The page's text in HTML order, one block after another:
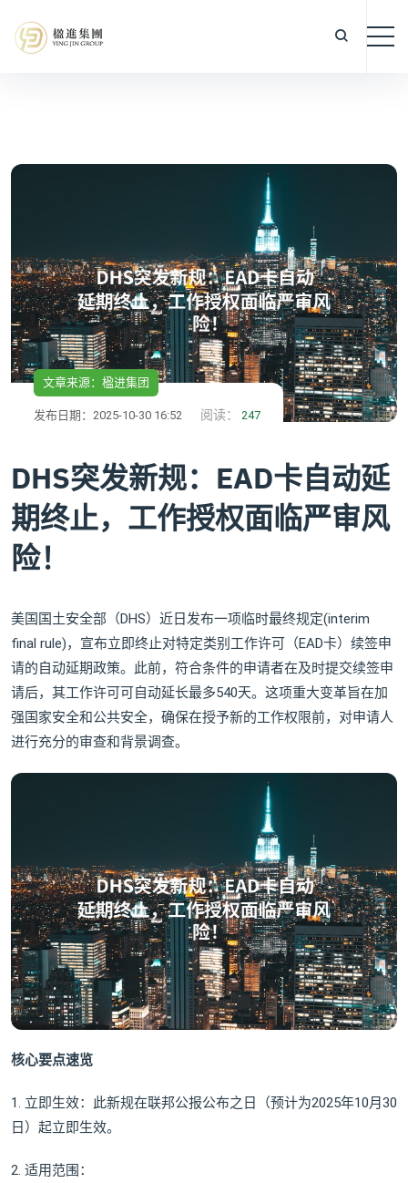
文章来源：楹进集团
发布日期：2025-10-30 16:52 阅读： 247
DHS突发新规：EAD卡自动延
期终止，工作授权面临严审风
险！
美国国土安全部（DHS）近日发布一项临时最终规定(interim
final rule)，宣布立即终止对特定类别工作许可（EAD卡）续签申
请的自动延期政策。此前，符合条件的申请者在及时提交续签申
请后，其工作许可可自动延长最多540天。这项重大变革旨在加
强国家安全和公共安全，确保在授予新的工作权限前，对申请人
进行充分的审查和背景调查。
核心要点速览
1. 立即生效：此新规在联邦公报公布之日（预计为2025年10月30
日）起立即生效。
2. 适用范围：